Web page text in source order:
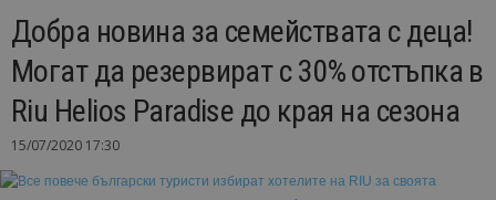
Добра новина за семействата с деца!
Могат да резервират с 30% отстъпка в
Riu Helios Paradise до края на сезона
15/07/2020 17:30